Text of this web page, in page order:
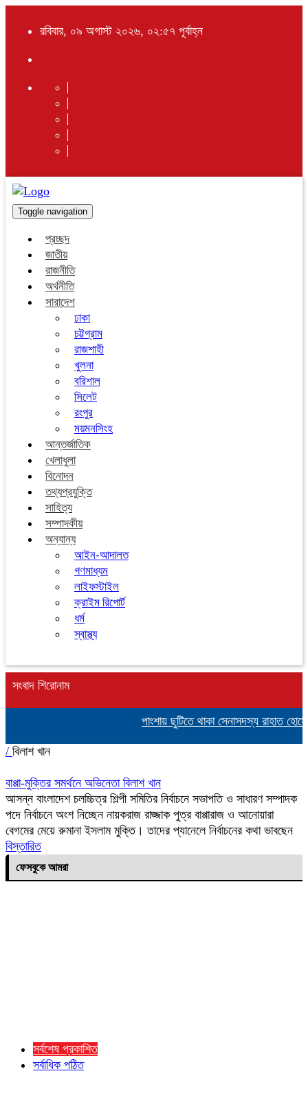
রবিবার, ০৯ অগাস্ট ২০২৬, ০২:৫৭ পূর্বাহ্ন
Toggle navigation
প্রচ্ছদ
জাতীয়
রাজনীতি
অর্থনীতি
সারাদেশ
ঢাকা
চট্টগ্রাম
রাজশাহী
খুলনা
বরিশাল
সিলেট
রংপুর
ময়মনসিংহ
আন্তর্জাতিক
খেলাধুলা
বিনোদন
তথ্যপ্রযুক্তি
সাহিত্য
সম্পাদকীয়
অন্যান্য
আইন-আদালত
গণমাধ্যম
লাইফস্টাইল
ক্রাইম রিপোর্ট
ধর্ম
স্বাস্থ্য
সংবাদ শিরোনাম
পাংশায় ছুটিতে থাকা সেনাসদস্য রাহাত
/ বিলাশ খান
বাপ্পা-মুক্তির সমর্থনে অভিনেতা বিলাশ খান
আসন্ন বাংলাদেশ চলচ্চিত্র শিল্পী সমিতির নির্বাচনে সভাপতি ও সাধারণ সম্পাদক
পদে নির্বাচনে অংশ নিচ্ছেন নায়করাজ রাজ্জাক পুত্র বাপ্পারাজ ও আনোয়ারা
বেগমের মেয়ে রুমানা ইসলাম মুক্তি। তাদের প্যানেলে নির্বাচনের কথা ভাবছেন
বিস্তারিত
ফেসবুকে আমরা
সর্বশেষ প্রকাশিত
সর্বাধিক পঠিত